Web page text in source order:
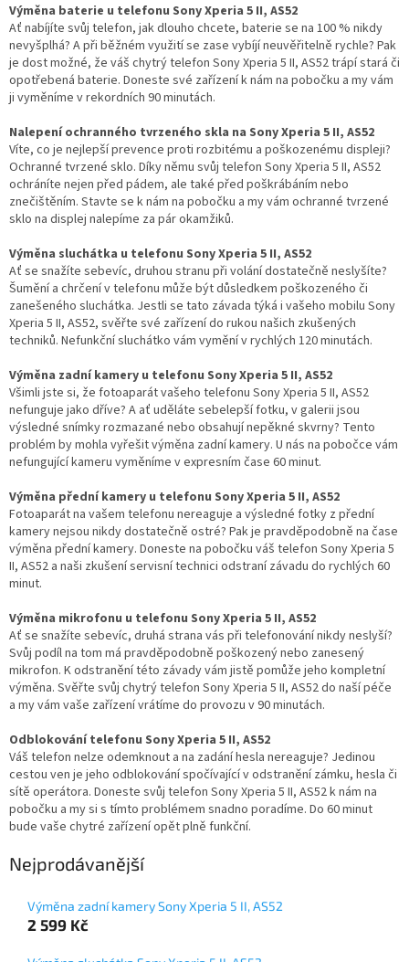
Výměna baterie u telefonu Sony Xperia 5 II, AS52
Ať nabíjíte svůj telefon, jak dlouho chcete, baterie se na 100 % nikdy
nevyšplhá? A při běžném využití se zase vybíjí neuvěřitelně rychle? Pak
je dost možné, že váš chytrý telefon Sony Xperia 5 II, AS52 trápí stará či
opotřebená baterie. Doneste své zařízení k nám na pobočku a my vám
ji vyměníme v rekordních 90 minutách.
Nalepení ochranného tvrzeného skla na Sony Xperia 5 II, AS52
Víte, co je nejlepší prevence proti rozbitému a poškozenému displeji?
Ochranné tvrzené sklo. Díky němu svůj telefon Sony Xperia 5 II, AS52
ochráníte nejen před pádem, ale také před poškrábáním nebo
znečištěním. Stavte se k nám na pobočku a my vám ochranné tvrzené
sklo na displej nalepíme za pár okamžiků.
Výměna sluchátka u telefonu Sony Xperia 5 II, AS52
Ať se snažíte sebevíc, druhou stranu při volání dostatečně neslyšíte?
Šumění a chrčení v telefonu může být důsledkem poškozeného či
zanešeného sluchátka. Jestli se tato závada týká i vašeho mobilu Sony
Xperia 5 II, AS52, svěřte své zařízení do rukou našich zkušených
techniků. Nefunkční sluchátko vám vymění v rychlých 120 minutách.
Výměna zadní kamery u telefonu Sony Xperia 5 II, AS52
Všimli jste si, že fotoaparát vašeho telefonu Sony Xperia 5 II, AS52
nefunguje jako dříve? A ať uděláte sebelepší fotku, v galerii jsou
výsledné snímky rozmazané nebo obsahují nepěkné skvrny? Tento
problém by mohla vyřešit výměna zadní kamery. U nás na pobočce vám
nefungující kameru vyměníme v expresním čase 60 minut.
Výměna přední kamery u telefonu Sony Xperia 5 II, AS52
Fotoaparát na vašem telefonu nereaguje a výsledné fotky z přední
kamery nejsou nikdy dostatečně ostré? Pak je pravděpodobně na čase
výměna přední kamery. Doneste na pobočku váš telefon Sony Xperia 5
II, AS52 a naši zkušení servisní technici odstraní závadu do rychlých 60
minut.
Výměna mikrofonu u telefonu Sony Xperia 5 II, AS52
Ať se snažíte sebevíc, druhá strana vás při telefonování nikdy neslyší?
Svůj podíl na tom má pravděpodobně poškozený nebo zanesený
mikrofon. K odstranění této závady vám jistě pomůže jeho kompletní
výměna. Svěřte svůj chytrý telefon Sony Xperia 5 II, AS52 do naší péče
a my vám vaše zařízení vrátíme do provozu v 90 minutách.
Odblokování telefonu Sony Xperia 5 II, AS52
Váš telefon nelze odemknout a na zadání hesla nereaguje? Jedinou
cestou ven je jeho odblokování spočívající v odstranění zámku, hesla či
sítě operátora. Doneste svůj telefon Sony Xperia 5 II, AS52 k nám na
pobočku a my si s tímto problémem snadno poradíme. Do 60 minut
bude vaše chytré zařízení opět plně funkční.
Nejprodávanější
Výměna zadní kamery Sony Xperia 5 II, AS52
2 599 Kč